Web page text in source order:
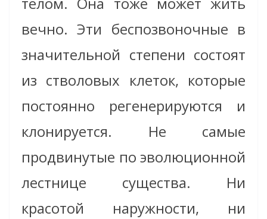
вечно. Эти беспозвоночные в
значительной степени состоят
из стволовых клеток, которые
постоянно регенерируются и
клонируется. Не самые
продвинутые по эволюционной
лестнице существа. Ни
красотой наружности, ни